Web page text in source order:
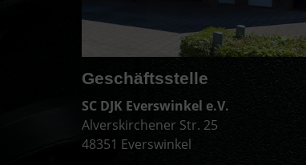
Geschäftsstelle
SC DJK Everswinkel e.V.
Alverskirchener Str. 25
48351 Everswinkel